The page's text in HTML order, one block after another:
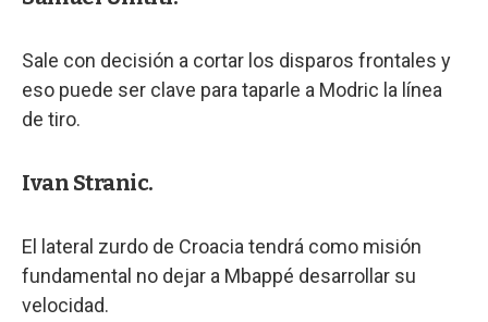
Sale con decisión a cortar los disparos frontales y
eso puede ser clave para taparle a Modric la línea
de tiro.
Ivan Stranic.
El lateral zurdo de Croacia tendrá como misión
fundamental no dejar a Mbappé desarrollar su
velocidad.